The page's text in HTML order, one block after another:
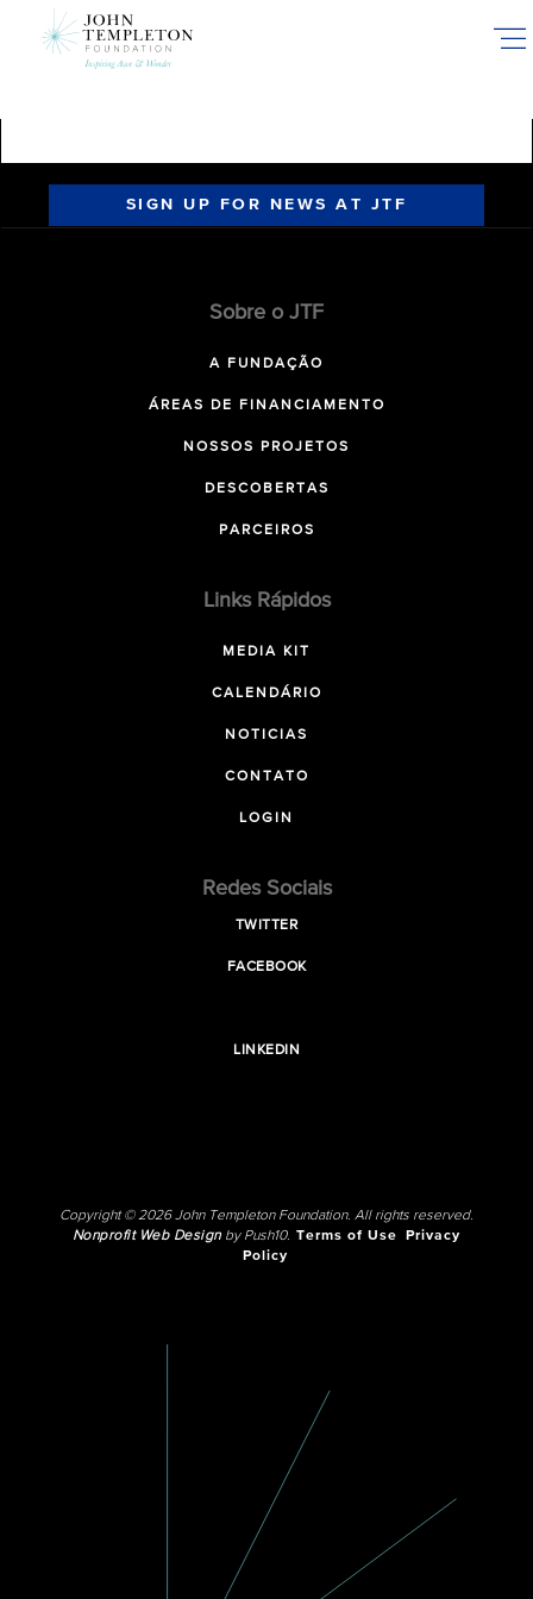
SIGN UP FOR NEWS AT JTF
Sobre o JTF
A FUNDAÇÃO
ÁREAS DE FINANCIAMENTO
NOSSOS PROJETOS
DESCOBERTAS
PARCEIROS
Links Rápidos
MEDIA KIT
CALENDÁRIO
NOTICIAS
CONTATO
LOGIN
Redes Sociais
TWITTER
FACEBOOK
LINKEDIN
Copyright © 2026 John Templeton Foundation. All rights reserved.
Nonprofit Web Designby Push10. Terms of Use
Privacy
Policy